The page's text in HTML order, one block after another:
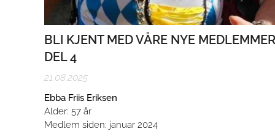
BLI KJENT MED VÅRE NYE MEDLEMMER
DEL 4
21.08.2025
Ebba Friis Eriksen
Alder: 57 år
Medlem siden: januar 2024